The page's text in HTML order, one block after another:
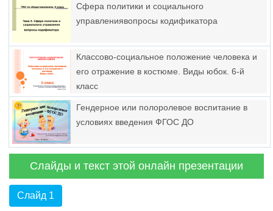
Сфера политики и социального
управлениявопросы кодификатора
Классово-социальное положение человека и
его отражение в костюме. Виды юбок. 6-й
класс
Гендерное или полоролевое воспитание в
условиях введения ФГОС ДО
Слайды и текст этой онлайн презентации
Слайд 1